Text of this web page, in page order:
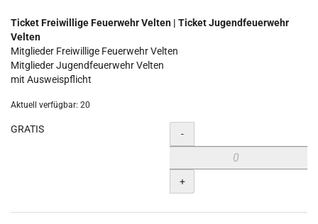
Ticket Freiwillige Feuerwehr Velten | Ticket Jugendfeuerwehr
Velten
Mitglieder Freiwillige Feuerwehr Velten
Mitglieder Jugendfeuerwehr Velten
mit Ausweispflicht
Aktuell verfügbar: 20
GRATIS Menge
-
+